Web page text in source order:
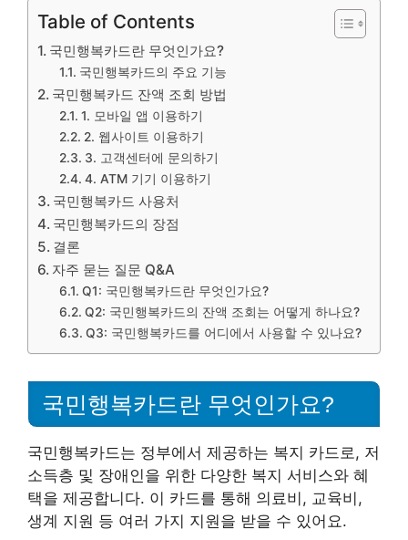
Table of Contents
국민행복카드란 무엇인가요?
국민행복카드의 주요 기능
국민행복카드 잔액 조회 방법
1. 모바일 앱 이용하기
2. 웹사이트 이용하기
3. 고객센터에 문의하기
4. ATM 기기 이용하기
국민행복카드 사용처
국민행복카드의 장점
결론
자주 묻는 질문 Q&A
Q1: 국민행복카드란 무엇인가요?
Q2: 국민행복카드의 잔액 조회는 어떻게 하나요?
Q3: 국민행복카드를 어디에서 사용할 수 있나요?
국민행복카드란 무엇인가요?
국민행복카드는 정부에서 제공하는 복지 카드로, 저
소득층 및 장애인을 위한 다양한 복지 서비스와 혜
택을 제공합니다. 이 카드를 통해 의료비, 교육비,
생계 지원 등 여러 가지 지원을 받을 수 있어요.